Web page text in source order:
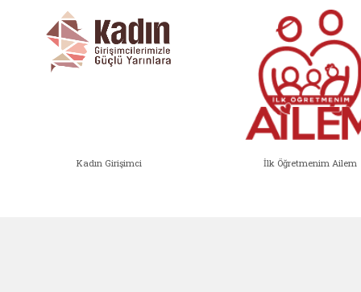
Kadın Girişimci İlk Öğretmenim Ailem